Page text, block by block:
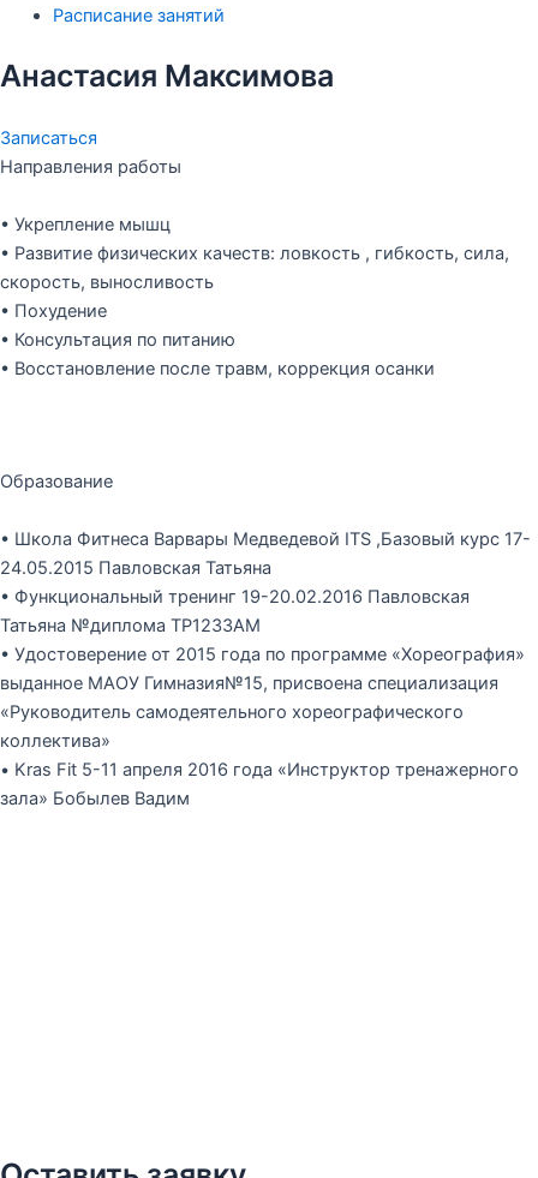
Расписание занятий
Анастасия Максимова
Записаться
Направления работы
• Укрепление мышц
• Развитие физических качеств: ловкость , гибкость, сила,
скорость, выносливость
• Похудение
• Консультация по питанию
• Восстановление после травм, коррекция осанки
Образование
• Школа Фитнеса Варвары Медведевой ITS ,Базовый курс 17-
24.05.2015 Павловская Татьяна
• Функциональный тренинг 19-20.02.2016 Павловская
Татьяна №диплома ТР1233АМ
• Удостоверение от 2015 года по программе «Хореография»
выданное МАОУ Гимназия№15, присвоена специализация
«Руководитель самодеятельного хореографического
коллектива»
• Kras Fit 5-11 апреля 2016 года «Инструктор тренажерного
зала» Бобылев Вадим